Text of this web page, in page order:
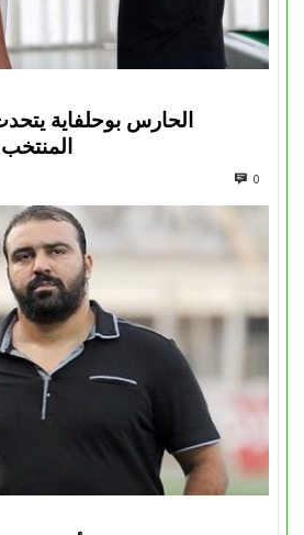
الحارس بوحلفاية
0